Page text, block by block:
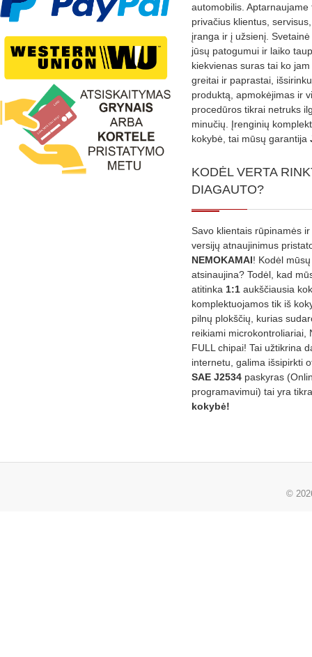
automobilis. Aptarnaujame
privačius klientus,
įranga ir į užsienį.
jūsų patogumui ir laiko
kiekvienas suras tai ko
greitai ir paprastai,
produktą, apmokėjimas ir
procedūros tikrai netruks
minučių. Įrenginių
kokybė, tai mūsų garantija
KODĖL VERTA
DIAGAUTO?
Savo klientais rūpinamės
versijų atnaujinimus
NEMOKAMAI! Kodėl
atsinaujina? Todėl, kad
atitinka 1:1 aukščiausia
komplektuojamos tik iš
pilnų plokščių, kurias
reikiami microkontroliariai,
FULL chipai! Tai užtikrina
internetu, galima išsipirkti
SAE J2534 paskyras
programavimui) tai yra
kokybė!
©